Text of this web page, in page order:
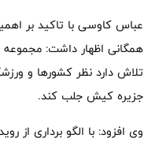
عباس کاوسی با تاکید بر
همگانی اظهار داشت: مجموعه
تلاش دارد نظر کشورها و
جزیره کیش جلب کند.
وی افزود: با الگو برداری از